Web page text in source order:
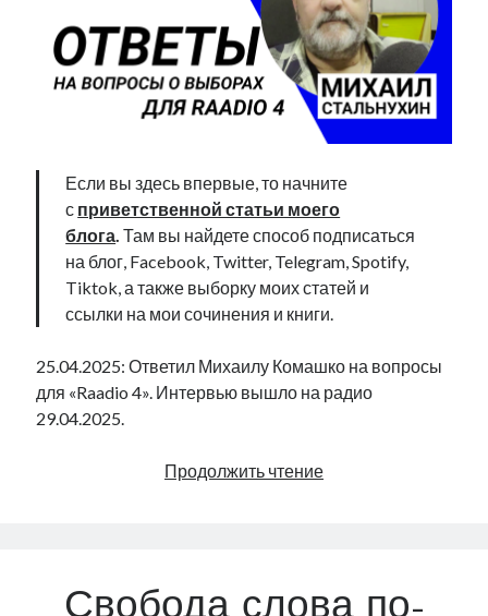
Если вы здесь впервые, то начните
с приветственной статьи моего
блога. Там вы найдете способ подписаться
на блог, Facebook, Twitter, Telegram, Spotify,
Tiktok, а также выборку моих статей и
ссылки на мои сочинения и книги.
25.04.2025: Ответил Михаилу Комашко на вопросы
для «Raadio 4». Интервью вышло на радио
29.04.2025.
Продолжить чтениеОтветы
для